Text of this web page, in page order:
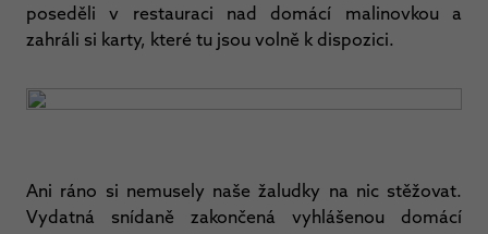
poseděli v restauraci nad domácí malinovkou a
zahráli si karty, které tu jsou volně k dispozici.
Ani ráno si nemusely naše žaludky na nic stěžovat.
Vydatná snídaně zakončená vyhlášenou domácí